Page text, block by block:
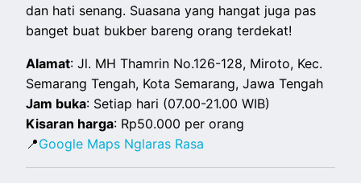
dan hati senang. Suasana yang hangat juga pas
banget buat bukber bareng orang terdekat!
Alamat: Jl. MH Thamrin No.126-128, Miroto, Kec.
Semarang Tengah, Kota Semarang, Jawa Tengah
Jam buka: Setiap hari (07.00-21.00 WIB)
Kisaran harga: Rp50.000 per orang
📍Google Maps Nglaras Rasa